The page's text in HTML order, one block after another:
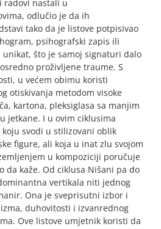
radovi nastali u
odlučio je da ih
tako da je listove potpisivao
psihografski zapis ili
što je samoj signaturi dalo
proživljene traume. S
u većem obimu koristi
otiskivanja metodom visoke
kartona, pleksiglasa sa manjim
jetkane. I u ovim ciklusima
svodi u stilizovani oblik
figure, ali koja u inat zlu svojom
u kompoziciji poručuje
da kaže. Od ciklusa Nišani pa do
vertikala niti jednog
Ona je sveprisutni izbor i
duhovitosti i izvanrednog
Ove listove umjetnik koristi da